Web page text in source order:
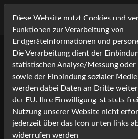
Bitte tragen Sie Ihre Kontaktdaten
[absenden].
*) Felder mit einem
Anfrage
Anrede
Diese Website nutzt Cookies und
Funktionen zur Verarbeitung von
Endgeräteinformationen und
Die Verarbeitung dient der
statistischen Analyse/Messung oder
sowie der Einbindung sozialer
werden dabei Daten an Dritte
der EU. Ihre Einwilligung ist stets
Nutzung unserer Website nicht
jederzeit über das Icon unten links
widerrufen werden.